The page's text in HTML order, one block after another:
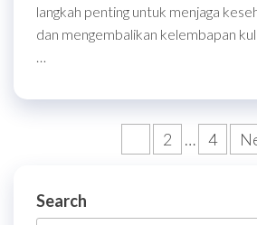
langkah penting untuk menjaga
dan mengembalikan kelembapan
…
2 … 4
Search